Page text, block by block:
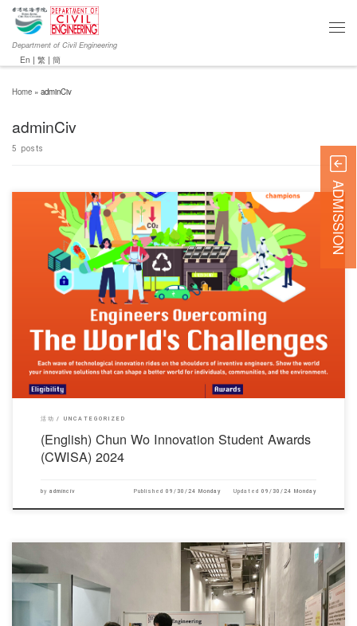
Department of Civil Engineering
En | 繁 | 簡
Home » adminCiv
adminCiv
5 posts
对不起，此内容只适用于English.
活动 UNCATEGORIZED
(English) Chun Wo Innovation Student Awards
(CWISA) 2024
by adminciv Published09/30/24 Monday Updated09/30/24 Monday
ADMISSION